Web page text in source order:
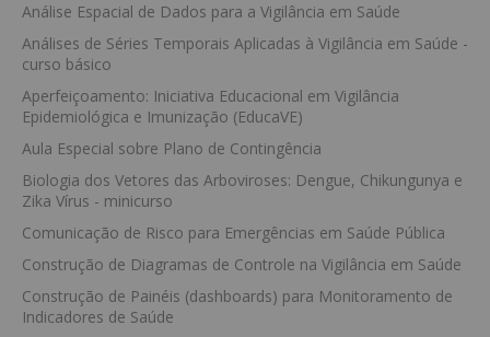
Análise Espacial de Dados para a Vigilância em Saúde
Análises de Séries Temporais Aplicadas à Vigilância em Saúde -
curso básico
Aperfeiçoamento: Iniciativa Educacional em Vigilância
Epidemiológica e Imunização (EducaVE)
Aula Especial sobre Plano de Contingência
Biologia dos Vetores das Arboviroses: Dengue, Chikungunya e
Zika Vírus - minicurso
Comunicação de Risco para Emergências em Saúde Pública
Construção de Diagramas de Controle na Vigilância em Saúde
Construção de Painéis (dashboards) para Monitoramento de
Indicadores de Saúde